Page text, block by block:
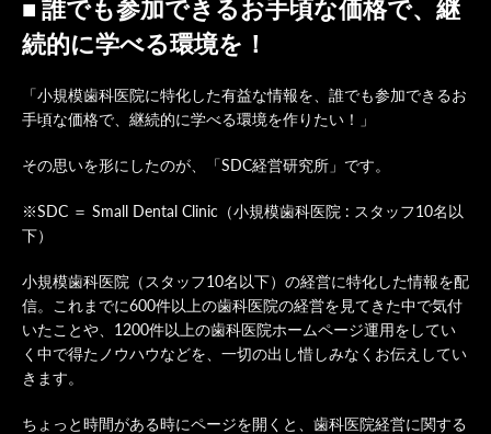
■ 誰でも参加できるお手頃な価格で、継
続的に学べる環境を！
「小規模歯科医院に特化した有益な情報を、誰でも参加できるお
手頃な価格で、継続的に学べる環境を作りたい！」
その思いを形にしたのが、「SDC経営研究所」です。
※SDC ＝ Small Dental Clinic（小規模歯科医院 : スタッフ10名以
下）
小規模歯科医院（スタッフ10名以下）の経営に特化した情報を配
信。これまでに600件以上の歯科医院の経営を見てきた中で気付
いたことや、1200件以上の歯科医院ホームページ運用をしてい
く中で得たノウハウなどを、一切の出し惜しみなくお伝えしてい
きます。
ちょっと時間がある時にページを開くと、歯科医院経営に関する